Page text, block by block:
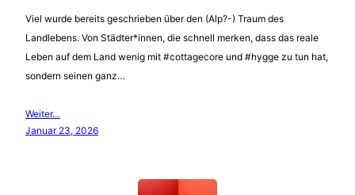
Viel wurde bereits geschrieben über den (Alp?-) Traum des
Landlebens. Von Städter*innen, die schnell merken, dass das reale
Leben auf dem Land wenig mit #cottagecore und #hygge zu tun hat,
sondern seinen ganz…
Weiter…
Januar 23, 2026